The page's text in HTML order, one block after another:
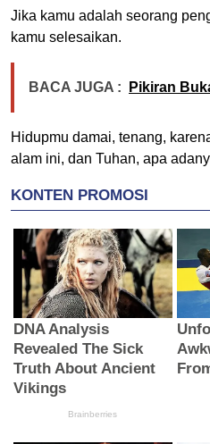
Jika kamu adalah seorang
kamu selesaikan.
BACA JUGA : Pikiran
Hidupmu damai, tenang,
alam ini, dan Tuhan, apa